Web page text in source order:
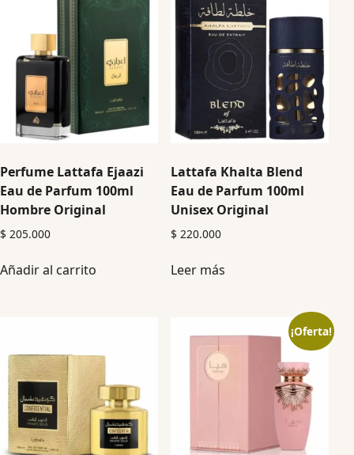
Perfume Lattafa Ejaazi
Eau de Parfum 100ml
Hombre Original
$ 205.000
Añadir al carrito
Lattafa Khalta Blend
Eau de Parfum 100ml
Unisex Original
$ 220.000
Leer más
¡Oferta!